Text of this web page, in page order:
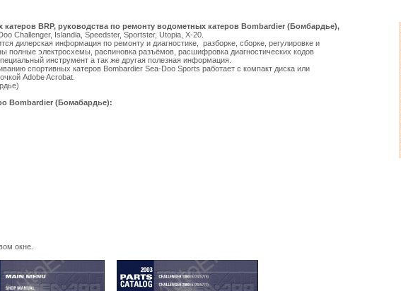
катеров BRP, руководства по ремонту водометных катеров Bombardier (Бомбардье),
Challenger, Islandia, Speedster, Sportster, Utopia, X-20.
дилерская информация по ремонту и диагностике, разборке, сборке, регулировке и
полные электросхемы, распиновка разъёмов, расшифровка диагностических кодов
инструмент а так же другая полезная информация.
спортивных катеров Bombardier Sea-Doo Sports работает с компакт диска или
Adobe Acrobat.
Bombardier (Бомабардье):
окне.